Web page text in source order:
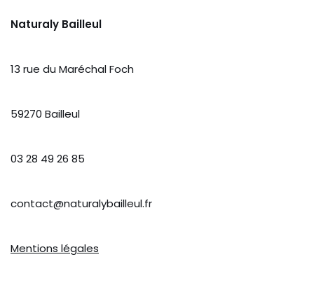
Naturaly Bailleul
13 rue du Maréchal Foch
59270 Bailleul
03 28 49 26 85
contact@naturalybailleul.fr
Mentions légales